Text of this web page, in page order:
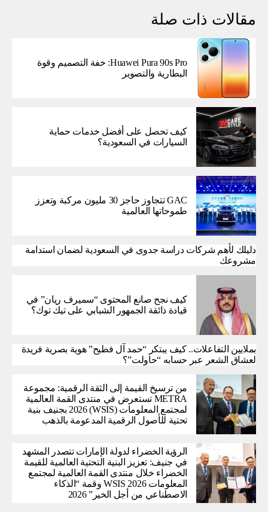
مقالات ذات صلة
Huawei Pura 90s Pro: خفة التصميم وقوة
البطارية والتصوير
كيف تحصل على أفضل خدمات حماية
السيارات في السعودية؟
GAC تتجاوز حاجز 30 مليون مركبة وتعزز
طموحاتها العالمية
دليلك لأهم شركات دراسة جدوى في السعودية لضمان استدامة
مشروعك
كيف نجح صانع المحتوى “سميرف ريان” في
قيادة ذائقة الجمهور الشبابي على تيك توك؟
بملايين التفاعلات.. كيف يبتكر “حمد آل فطيح” هوية بصرية فريدة
لعشاق الشعر عبر حسابه “حاولت”؟
من ترسيخ القيمة إلى الثقة الرقمية: مجموعة
METRA تستعرض في منتدى القمة العالمية
لمجتمع المعلومات (WSIS) 2026 بجنيف بنية
تحتية للأصول الرقمية المدعومة بالذهب
الرؤية الخضراء لدولة الإمارات تتصدر المشهد
في جنيف: تعزيز البنية التحتية العالمية للقيمة
الخضراء خلال منتدى القمة العالمية لمجتمع
المعلومات WSIS 2026 وقمة “الذكاء
الاصطناعي من أجل الخير” 2026